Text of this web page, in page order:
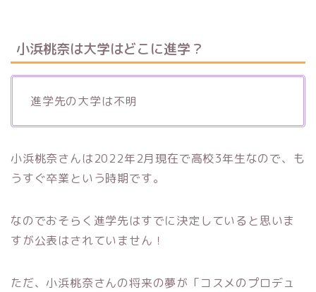
小浜桃奈は大学はどこに進学？
進学先の大学は不明
小浜桃奈さんは2022年2月現在で高校3年生なので、も
うすぐ卒業という時期です。
なのでおそらく進学先はすでに決定していると思いま
すが公表はされていません！
ただ、小浜桃奈さんの将来の夢が「コスメのプロデュ